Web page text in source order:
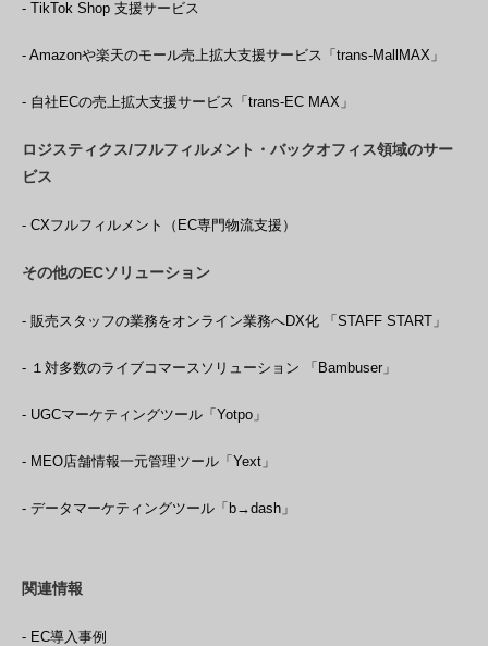
- TikTok Shop 支援サービス
- Amazonや楽天のモール売上拡大支援サービス「trans-MallMAX」
- 自社ECの売上拡大支援サービス「trans-EC MAX」
ロジスティクス/フルフィルメント・バックオフィス領域のサー
ビス
- CXフルフィルメント（EC専門物流支援）
その他のECソリューション
- 販売スタッフの業務をオンライン業務へDX化 「STAFF START」
- １対多数のライブコマースソリューション 「Bambuser」
- UGCマーケティングツール「Yotpo」
- MEO店舗情報一元管理ツール「Yext」
- データマーケティングツール「b→dash」
関連情報
- EC導入事例